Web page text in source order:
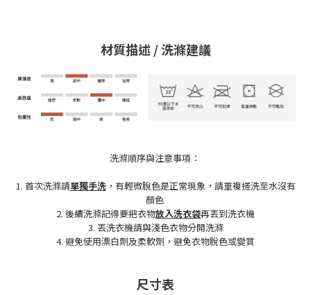
材質描述 / 洗滌建議
洗滌順序與注意事項：
1. 首次洗滌請單獨手洗，有輕微脫色是正常現象，請重複搓洗至水沒有
顏色
2. 後續洗滌記得要把衣物放入洗衣袋再丟到洗衣機
3. 丟洗衣機請與淺色衣物分開洗滌
4. 避免使用漂白劑及柔軟劑，避免衣物脫色或變質
尺寸表